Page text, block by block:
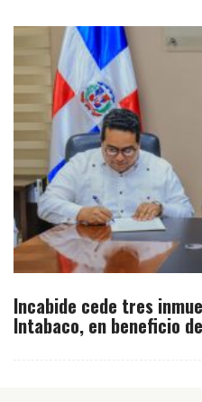
Incabide cede tres
Intabaco, en beneficio